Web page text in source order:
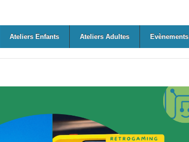
Ateliers Enfants Ateliers Adultes Evènements